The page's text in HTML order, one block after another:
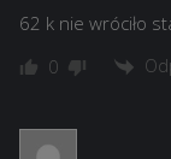
62 k nie wróciło
0